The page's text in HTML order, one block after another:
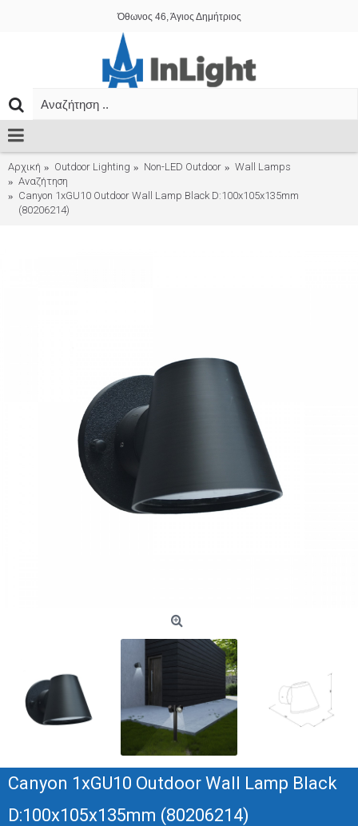
Όθωνος 46, Άγιος Δημήτριος
Αρχική Outdoor Lighting Non-LED Outdoor
Wall Lamps
Αναζήτηση
Canyon 1xGU10 Outdoor Wall Lamp Black D:100x105x135mm
(80206214)
Canyon 1xGU10 Outdoor Wall Lamp Black
D:100x105x135mm (80206214)